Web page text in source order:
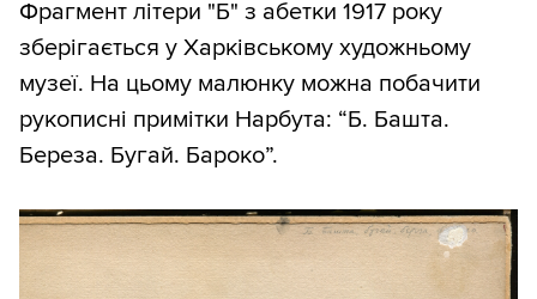
Фрагмент літери "Б" з абетки 1917 року
зберігається у Харківському художньому
музеї. На цьому малюнку можна побачити
рукописні примітки Нарбута: “Б. Башта.
Береза. Бугай. Бароко”.